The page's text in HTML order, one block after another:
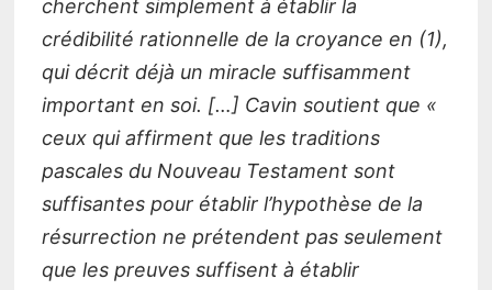
cherchent simplement à établir la
crédibilité rationnelle de la croyance en (1),
qui décrit déjà un miracle suffisamment
important en soi. […] Cavin soutient que «
ceux qui affirment que les traditions
pascales du Nouveau Testament sont
suffisantes pour établir l’hypothèse de la
résurrection ne prétendent pas seulement
que les preuves suffisent à établir